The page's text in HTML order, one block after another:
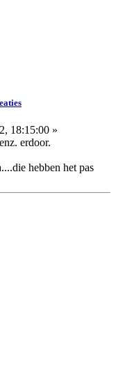
18:15:00 »
erdoor.
hebben het pas